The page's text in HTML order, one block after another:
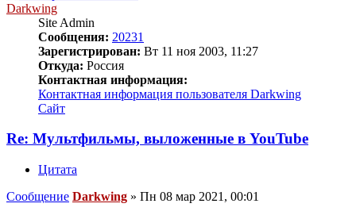
Darkwing
Site Admin
Сообщения: 20231
Зарегистрирован: Вт 11 ноя 2003, 11:27
Откуда: Россия
Контактная информация:
Контактная информация пользователя Darkwing
Сайт
Re: Мультфильмы, выложенные в YouTube
Цитата
Сообщение Darkwing » Пн 08 мар 2021, 00:01